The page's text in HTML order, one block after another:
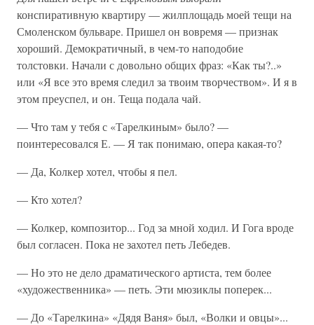
конспиративную квартиру — жилплощадь моей тещи на
Смоленском бульваре. Пришел он вовремя — признак
хороший. Демократичный, в чем-то наподобие
толстовки. Начали с довольно общих фраз: «Как ты?..»
или «Я все это время следил за твоим творчеством». И я в
этом преуспел, и он. Теща подала чай.
— Что там у тебя с «Тарелкиным» было? —
поинтересовался Е. — Я так понимаю, опера какая-то?
— Да, Колкер хотел, чтобы я пел.
— Кто хотел?
— Колкер, композитор... Год за мной ходил. И Гога вроде
был согласен. Пока не захотел петь Лебедев.
— Но это не дело драматического артиста, тем более
«художественника» — петь. Эти мюзиклы поперек...
— До «Тарелкина» «Дядя Ваня» был, «Волки и овцы»...